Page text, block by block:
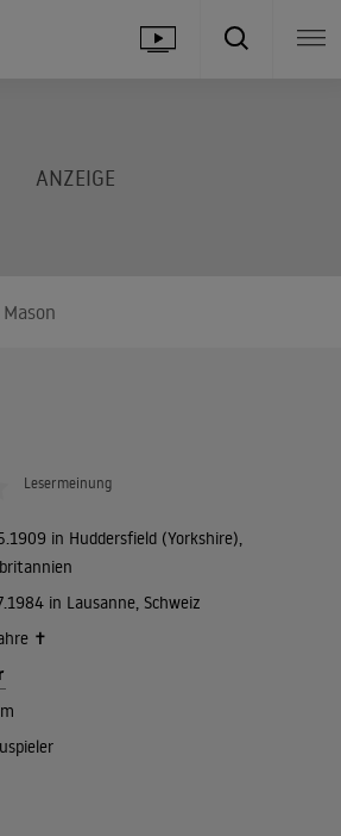
Lesermeinung
in Huddersfield (Yorkshire),
in Lausanne, Schweiz
✝